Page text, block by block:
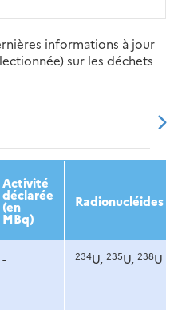
informations à jour
sur les déchets
2015 2016
Activité
déclarée
(en
MBq)
Radionucléides
- 234U, 235U, 238U